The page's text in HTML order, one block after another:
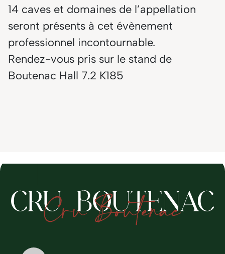
14 caves et domaines de l’appellation
seront présents à cet évènement
professionnel incontournable.
Rendez-vous pris sur le stand de
Boutenac Hall 7.2 K185